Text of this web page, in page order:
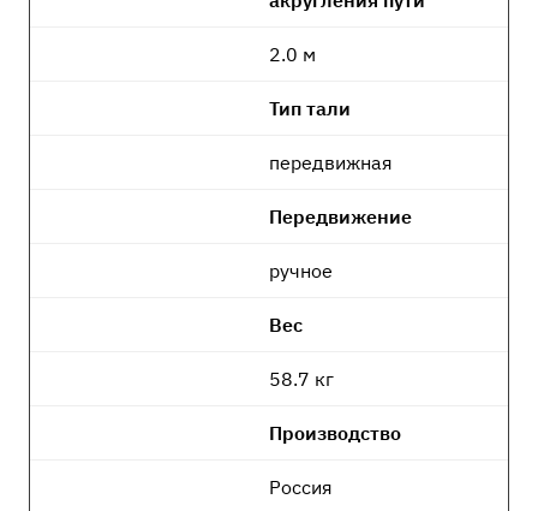
2.0 м
Тип тали
передвижная
Передвижение
ручное
Вес
58.7 кг
Производство
Россия